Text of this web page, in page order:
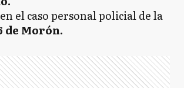
en el caso personal policial de la
de Morón.